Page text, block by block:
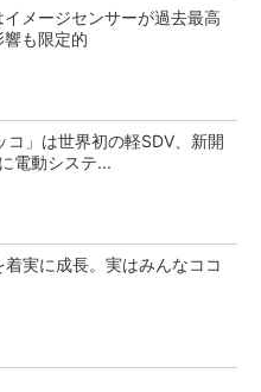
メージセンサーが過去最高
も限定的
コ」は世界初の軽SDV、新開
電動システ...
実に成長。実はみんなココ